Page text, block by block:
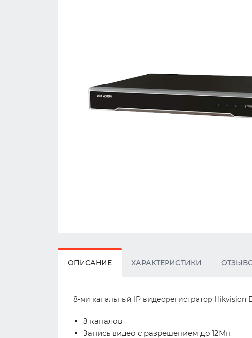
ОПИСАНИЕ ХАРАКТЕРИСТИКИ
8-ми канальный IP видеорегистратор Hikvision
8 каналов
Запись видео с разрешением до 12Мп